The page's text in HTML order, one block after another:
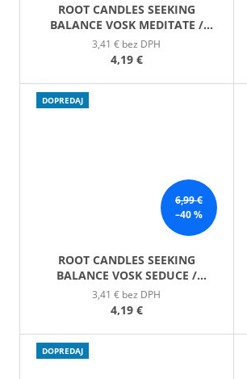
ROOT CANDLES SEEKING
BALANCE VOSK MEDITATE /
MEDITÁCIA
3,41 € bez DPH
4,19 €
6,99 €
–40 %
DOPREDAJ
ROOT CANDLES SEEKING
BALANCE VOSK SEDUCE /
ZVÁDZANIE
3,41 € bez DPH
4,19 €
DOPREDAJ